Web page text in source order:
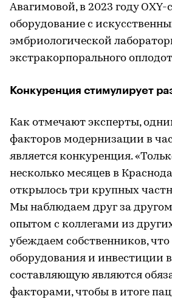
Авагимовой, в 2023 году
оборудование с
эмбриологической
экстракорпорального
Конкуренция стимулирует
Как отмечают эксперты,
факторов модернизации в
является конкуренция.
несколько месяцев в
открылось три крупных
Мы наблюдаем друг за
опытом с коллегами из
убеждаем собственников,
оборудования и инвестиции
составляющую являются
факторами, чтобы в итоге